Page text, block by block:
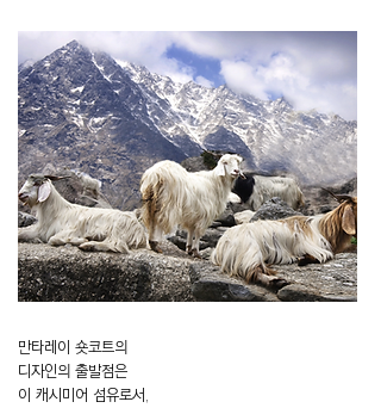
만타레이 숏코트의
디자인의 출발점은
이 캐시미어 섬유로서,